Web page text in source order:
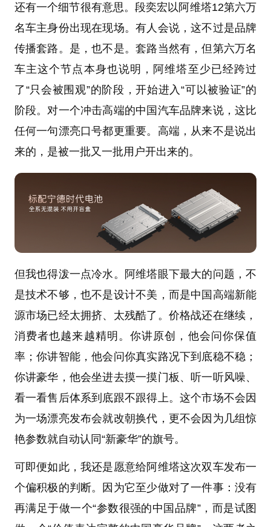
还有一个细节很有意思。段奕宏以阿维塔12第六万
名车主身份出现在现场。有人会说，这不过是品牌
传播套路。是，也不是。套路当然有，但第六万名
车主这个节点本身也说明，阿维塔至少已经跨过
了“只会被围观”的阶段，开始进入“可以被验证”的
阶段。对一个冲击高端的中国汽车品牌来说，这比
任何一句漂亮口号都更重要。高端，从来不是说出
来的，是被一批又一批用户开出来的。
但我也得泼一点冷水。阿维塔眼下最大的问题，不
是技术不够，也不是设计不美，而是中国高端新能
源市场已经太拥挤、太残酷了。价格战还在继续，
消费者也越来越精明。你讲原创，他会问你保值
率；你讲智能，他会问你真实路况下到底稳不稳；
你讲豪华，他会坐进去摸一摸门板、听一听风噪、
看一看售后体系到底跟不跟得上。这个市场不会因
为一场漂亮发布会就改朝换代，更不会因为几组惊
艳参数就自动认同“新豪华”的旗号。
可即便如此，我还是愿意给阿维塔这次双车发布一
个偏积极的判断。因为它至少做对了一件事：没有
再满足于做一个“参数很强的中国品牌”，而是试图